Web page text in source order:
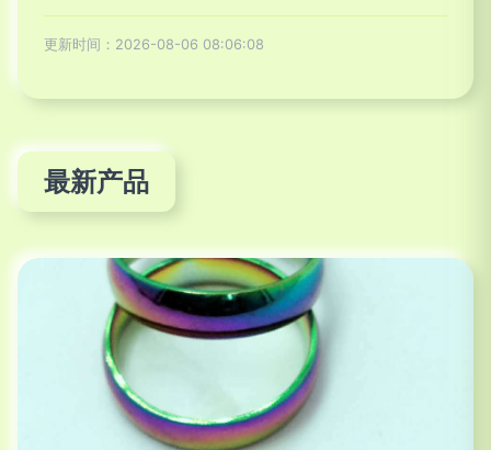
更新时间：2026-08-06 08:06:08
最新产品